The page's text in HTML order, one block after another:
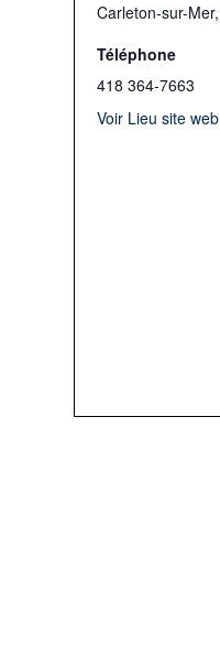
Carleton-sur-Mer,
Téléphone
418 364-7663
Voir Lieu site web